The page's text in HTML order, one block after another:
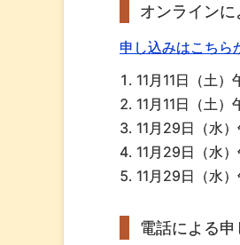
オンライン
申し込みはこちら
11月11日（土
11月11日（土）
11月29日（水
11月29日（水
11月29日（水
電話による申